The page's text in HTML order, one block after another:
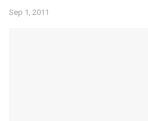
Sep 1, 2011